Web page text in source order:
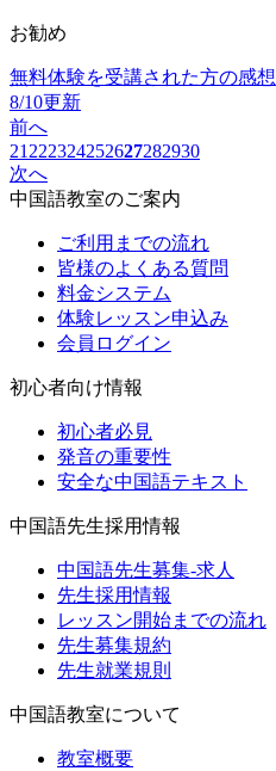
お勧め
無料体験を受講された方の感想
8/10更新
前へ
21 222324252627282930
次へ
中国語教室のご案内
ご利用までの流れ
皆様のよくある質問
料金システム
体験レッスン申込み
会員ログイン
初心者向け情報
初心者必見
発音の重要性
安全な中国語テキスト
中国語先生採用情報
中国語先生募集-求人
先生採用情報
レッスン開始までの流れ
先生募集規約
先生就業規則
中国語教室について
教室概要